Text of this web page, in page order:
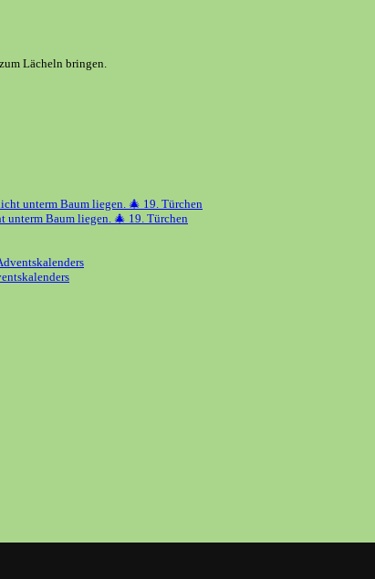
Lächeln bringen.
unterm Baum liegen. 🎄 19. Türchen